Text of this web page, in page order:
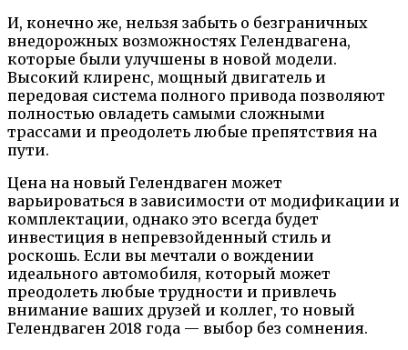
И, конечно же, нельзя забыть о безграничных
внедорожных возможностях Гелендвагена,
которые были улучшены в новой модели.
Высокий клиренс, мощный двигатель и
передовая система полного привода позволяют
полностью овладеть самыми сложными
трассами и преодолеть любые препятствия на
пути.
Цена на новый Гелендваген может
варьироваться в зависимости от модификации и
комплектации, однако это всегда будет
инвестиция в непревзойденный стиль и
роскошь. Если вы мечтали о вождении
идеального автомобиля, который может
преодолеть любые трудности и привлечь
внимание ваших друзей и коллег, то новый
Гелендваген 2018 года — выбор без сомнения.